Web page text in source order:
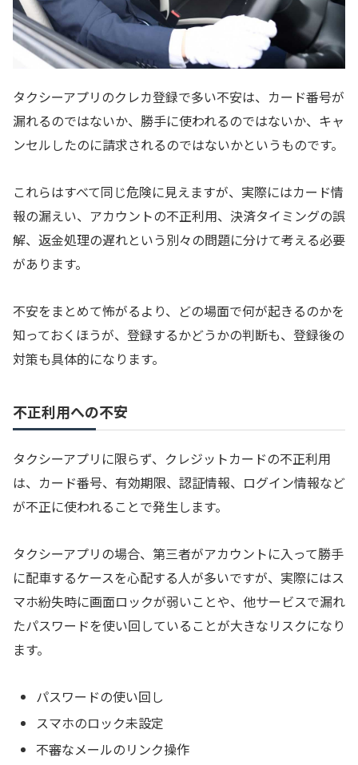
タクシーアプリのクレカ登録で多い不安は、カード番号が
漏れるのではないか、勝手に使われるのではないか、キャ
ンセルしたのに請求されるのではないかというものです。
これらはすべて同じ危険に見えますが、実際にはカード情
報の漏えい、アカウントの不正利用、決済タイミングの誤
解、返金処理の遅れという別々の問題に分けて考える必要
があります。
不安をまとめて怖がるより、どの場面で何が起きるのかを
知っておくほうが、登録するかどうかの判断も、登録後の
対策も具体的になります。
不正利用への不安
タクシーアプリに限らず、クレジットカードの不正利用
は、カード番号、有効期限、認証情報、ログイン情報など
が不正に使われることで発生します。
タクシーアプリの場合、第三者がアカウントに入って勝手
に配車するケースを心配する人が多いですが、実際にはス
マホ紛失時に画面ロックが弱いことや、他サービスで漏れ
たパスワードを使い回していることが大きなリスクになり
ます。
パスワードの使い回し
スマホのロック未設定
不審なメールのリンク操作